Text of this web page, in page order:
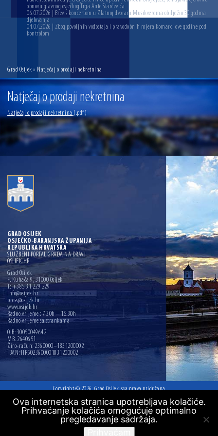
obnovu glavnog osječkog Trga Ante Starčevića
06.07.2026 | Brevis koncertom u Zlatnoj dvorani Musikvereina obilježio 30 godina
djelovanja
04.07.2026 | Zbog povoljnih vodostaja i pravodobnih mjera komarci ove godine pod
kontrolom
Grad Osijek » Natječaj o prodaji nekretnina
Natječaj o prodaji nekretnina
Natječaj o prodaji nekretnina(.pdf)
GRAD OSIJEK
OSJEČKO-BARANJSKA ŽUPANIJA
REPUBLIKA HRVATSKA
SLUŽBENI PORTAL GRADA NA DRAVI
OSIJEK.HR
Grad Osijek
F. Kuhača 9, 31000 Osijek
T: +385 31 229 229
info@osijek.hr
press@osijek.hr
www.osijek.hr
Radno vrijeme : 7:30h – 15:30h
Radno vrijeme sa strankama
OIB: 30050049642
MB: 2640651
Žiro-račun: 2360000–1831200002
IBAN: HR5023600001831200002
Copyright © 2026. Grad Osijek, sva prava pridržana
Digitalna pristupačnost
Mapa web mjesta
Ova internetska stranica upotrebljava kolačiće.
Prihvaćanje kolačića omogućuje optimalno
pregledavanje sadržaja.